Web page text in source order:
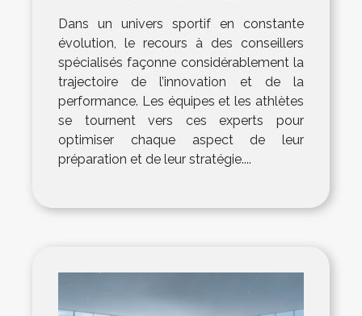
Dans un univers sportif en constante
évolution, le recours à des conseillers
spécialisés façonne considérablement la
trajectoire de l’innovation et de la
performance. Les équipes et les athlètes
se tournent vers ces experts pour
optimiser chaque aspect de leur
préparation et de leur stratégie....